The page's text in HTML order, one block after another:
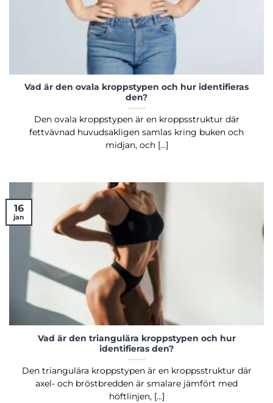
Vad är den ovala kroppstypen och hur identifieras
den?
Den ovala kroppstypen är en kroppsstruktur där
fettvävnad huvudsakligen samlas kring buken och
midjan, och [...]
Vad är den triangulära kroppstypen och hur
identifieras den?
Den triangulära kroppstypen är en kroppsstruktur där
axel- och bröstbredden är smalare jämfört med
höftlinjen, [...]
16
jan